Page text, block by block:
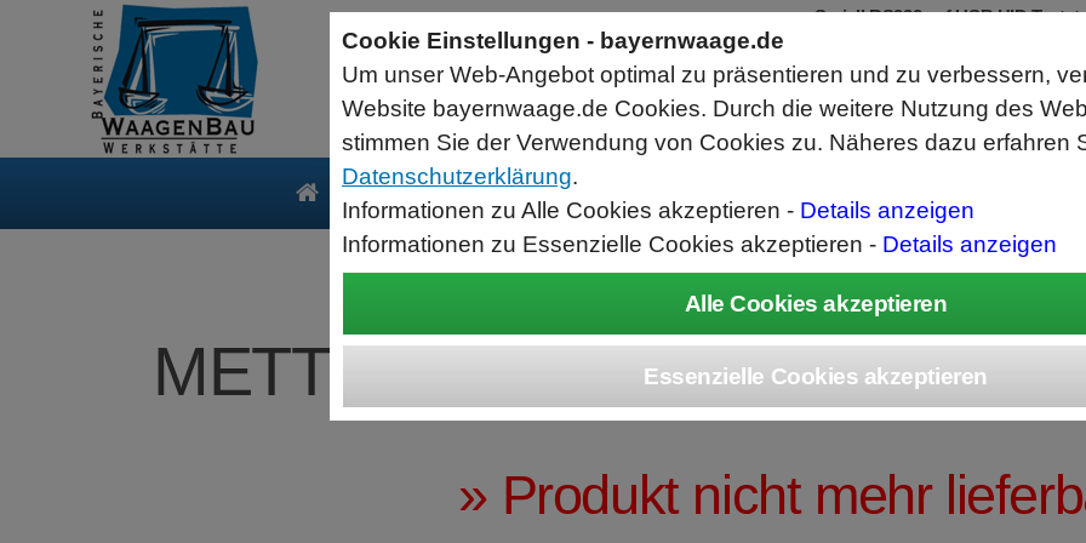
METTLER-TOLEDO
» Produkt nicht mehr
Produkte Service
Sartorius Feuchtebestimmer MA35
jetzt zum Aktionspreis
Der MA35 ist das Einsteigermodell zur schnellen und
zuverlässigen Bestimmung der Materialfeuchte flüssiger, pastöser
und fester Substanzen mit dem Verfahren der Thermogravimetrie.
Wägebereich: 35 g, Ablesbarkeit: 1 mg
Seriell RS232 auf USB HID
RS232 Daten in Computer
Funktioniert wie eine USB Tastatur,
Verwendet Standard USB Tastatur
Datenbearbeitung vor Ausgabe
Cookie Einstellungen - bayernwaage.de
Um unser Web-Angebot optimal zu präsentieren und zu verbessern,
Website bayernwaage.de Cookies. Durch die weitere Nutzung des
stimmen Sie der Verwendung von Cookies zu. Näheres dazu erfahren
Datenschutzerklärung.
Informationen zu Alle Cookies akzeptieren - Details anzeigen
Informationen zu Essenzielle Cookies akzeptieren - Details anzeigen